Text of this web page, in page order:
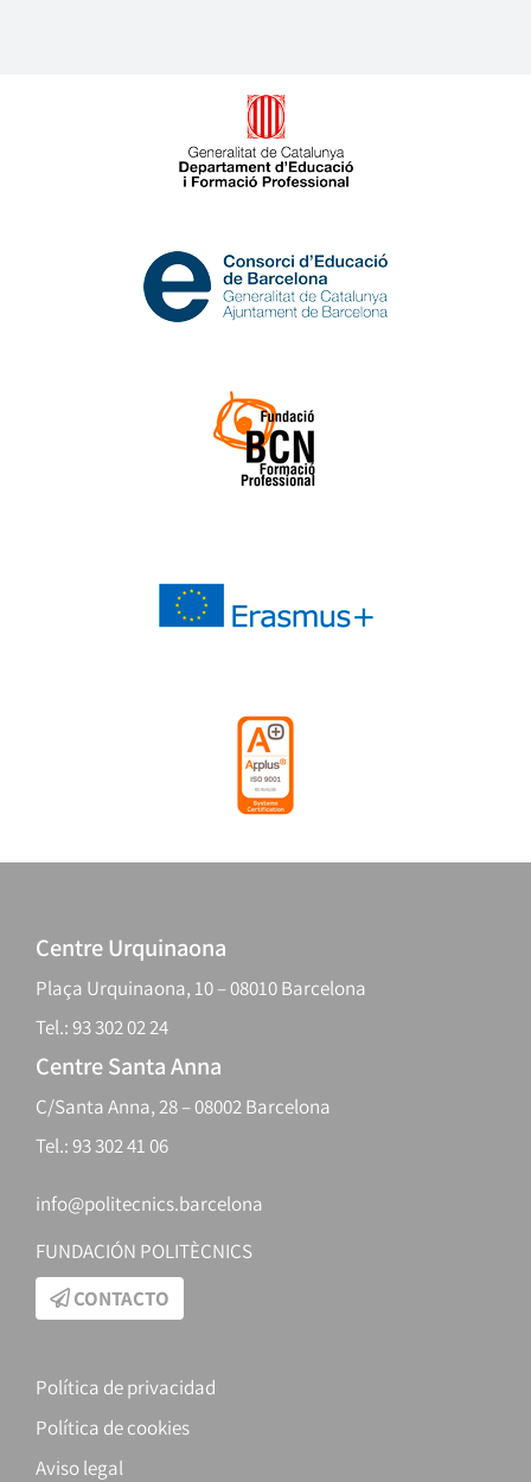
Centre Urquinaona
Plaça Urquinaona, 10 – 08010 Barcelona
Tel.: 93 302 02 24
Centre Santa Anna
C/Santa Anna, 28 – 08002 Barcelona
Tel.: 93 302 41 06
info@politecnics.barcelona
FUNDACIÓN POLITÈCNICS
CONTACTO
Política de privacidad
Política de cookies
Aviso legal